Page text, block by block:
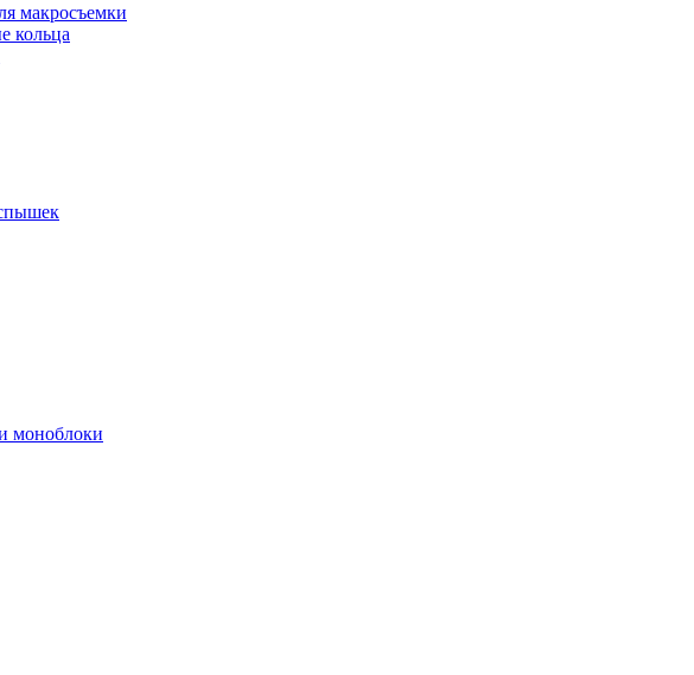
макросъемки
кольца
моноблоки